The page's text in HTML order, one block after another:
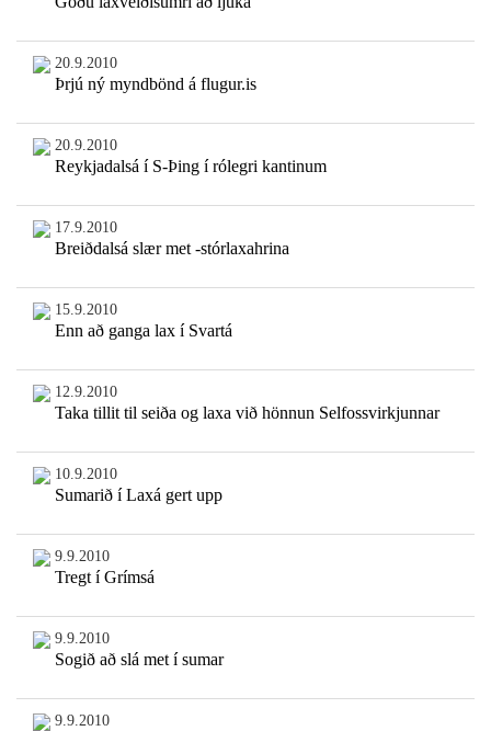
20.9.2010
Þrjú ný myndbönd á flugur.is
20.9.2010
Reykjadalsá í S-Þing í rólegri kantinum
17.9.2010
Breiðdalsá slær met -stórlaxahrina
15.9.2010
Enn að ganga lax í Svartá
12.9.2010
Taka tillit til seiða og laxa við hönnun Selfossvirkjunnar
10.9.2010
Sumarið í Laxá gert upp
9.9.2010
Tregt í Grímsá
9.9.2010
Sogið að slá met í sumar
9.9.2010